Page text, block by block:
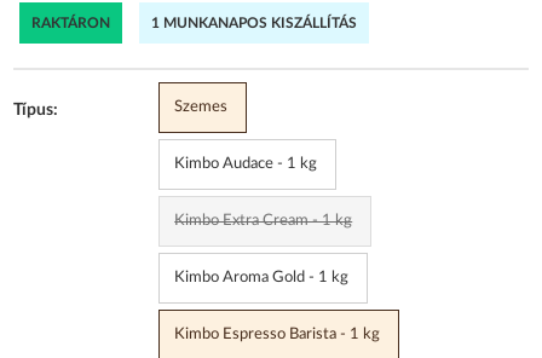
RAKTÁRON 1 MUNKANAPOS KISZÁLLÍTÁS
Típus: Szemes
Kimbo Audace - 1 kg
Kimbo Extra Cream - 1 kg
Kimbo Aroma Gold - 1 kg
Kimbo Espresso Barista - 1 kg